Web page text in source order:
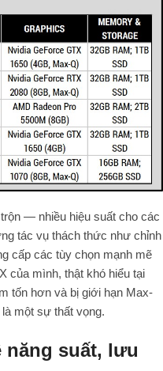
— nhiều hiệu suất cho các
tác vụ thách thức như chỉnh
cấp các tùy chọn mạnh mẽ
của mình, thật khó hiểu tại
tốn hơn và bị giới hạn Max-
một sự thất vọng.
năng suất, lưu